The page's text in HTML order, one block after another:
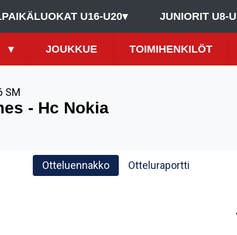
U16-U20▾ JUNIORIT U8-
▾ JOUKKUE TOIMIHENKILÖT
SM
- Hc Nokia
Otteluennakko Otteluraportti